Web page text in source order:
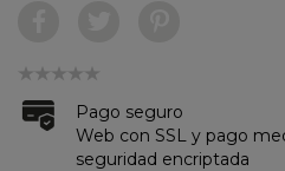
Pago seguro
Web con SSL y pago
seguridad encriptada